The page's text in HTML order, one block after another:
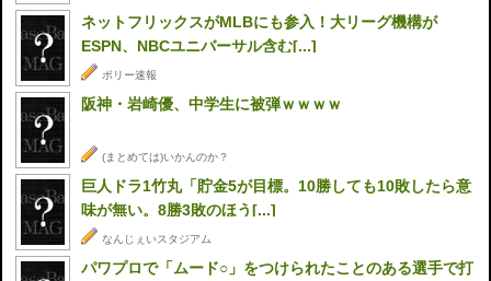
ネットフリックスがMLBにも参入！大リーグ機構が
ESPN、NBCユニバーサル含む[...]
ポリー速報
阪神・岩崎優、中学生に被弾ｗｗｗｗ
(まとめては)いかんのか？
巨人ドラ1竹丸「貯金5が目標。10勝しても10敗したら意
味が無い。8勝3敗のほう[...]
なんじぇいスタジアム
パワプロで「ムード○」をつけられたことのある選手で打